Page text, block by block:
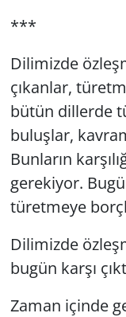
***
Dilimizde
çıkanlar,
bütün dillerde
buluşlar,
Bunların
gerekiyor.
türetmeye
Dilimizde
bugün karşı
Zaman içinde